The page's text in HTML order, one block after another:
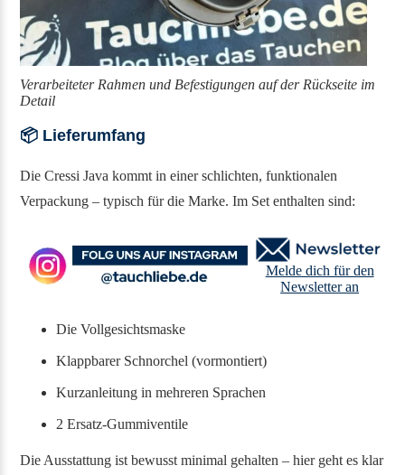
Verarbeiteter Rahmen und Befestigungen auf der Rückseite im
Detail
📦 Lieferumfang
Die Cressi Java kommt in einer schlichten, funktionalen
Verpackung – typisch für die Marke. Im Set enthalten sind:
Melde dich für den
Newsletter an
Die Vollgesichtsmaske
Klappbarer Schnorchel (vormontiert)
Kurzanleitung in mehreren Sprachen
2 Ersatz-Gummiventile
Die Ausstattung ist bewusst minimal gehalten – hier geht es klar